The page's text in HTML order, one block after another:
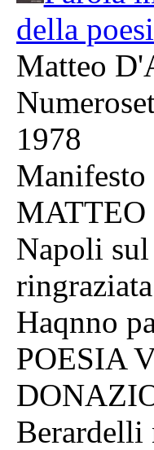
della
Matteo
1978
MATTEO
Napoli
Haqnno
POESIA